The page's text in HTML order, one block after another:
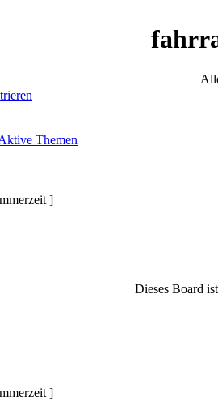
Themen
]
Dieses Board
]